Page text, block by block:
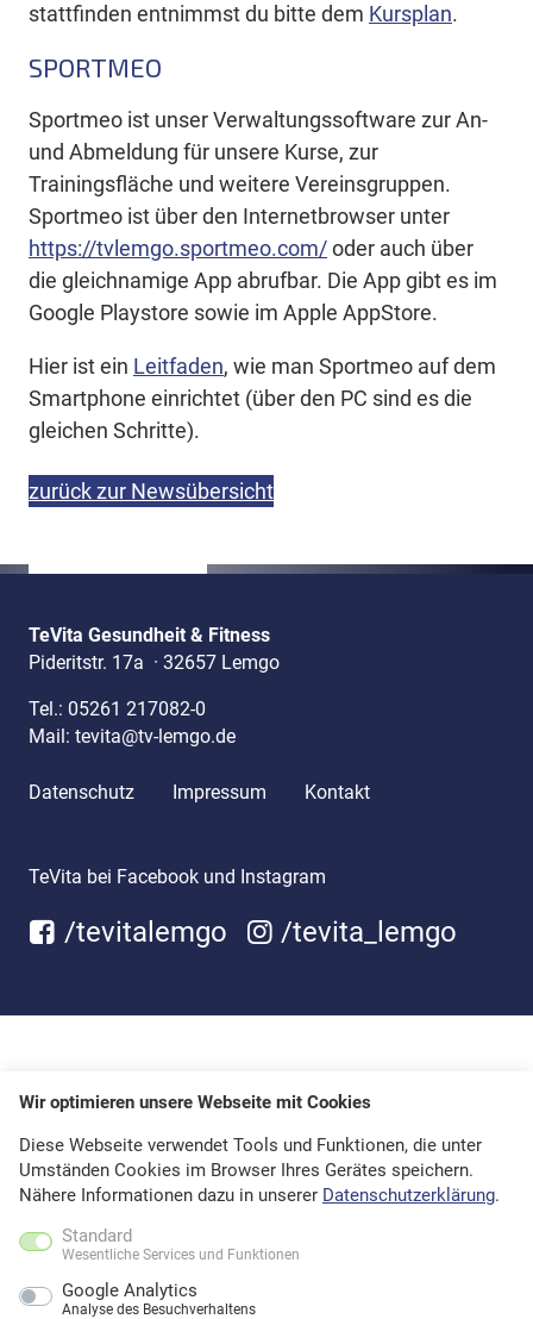
stattfinden entnimmst du bitte dem Kursplan.
SPORTMEO
Sportmeo ist unser Verwaltungssoftware zur An-
und Abmeldung für unsere Kurse, zur
Trainingsfläche und weitere Vereinsgruppen.
Sportmeo ist über den Internetbrowser unter
https://tvlemgo.sportmeo.com/oder auch über
die gleichnamige App abrufbar. Die App gibt es im
Google Playstore sowie im Apple AppStore.
Hier ist ein Leitfaden, wie man Sportmeo auf dem
Smartphone einrichtet (über den PC sind es die
gleichen Schritte).
zurück zur Newsübersicht
TeVita Gesundheit & Fitness
Pideritstr. 17a · 32657 Lemgo
Tel.: 05261 217082-0
Mail: tevita@tv-lemgo.de
Datenschutz Impressum Kontakt
TeVita bei Facebook und Instagram
/tevitalemgo /tevita_lemgo
Wir optimieren unsere Webseite mit Cookies
Diese Webseite verwendet Tools und Funktionen, die unter
Umständen Cookies im Browser Ihres Gerätes speichern.
Nähere Informationen dazu in unserer Datenschutzerklärung.
Standard
Wesentliche Services und Funktionen
Google Analytics
Analyse des Besuchverhaltens